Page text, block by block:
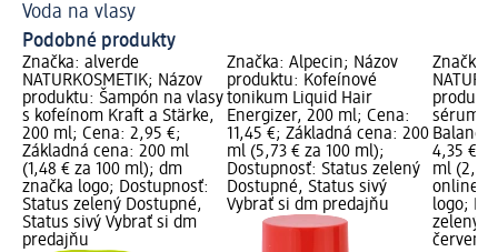
Voda na vlasy
Podobné produkty
Značka: alverde
NATURKOSMETIK; Názov
produktu: Šampón na vlasy
s kofeínom Kraft a Stärke,
200 ml; Cena: 2,95 €;
Základná cena: 200 ml
(1,48 € za 100 ml); dm
značka logo; Dostupnosť:
Status zelený Dostupné,
Status sivý Vybrať si dm
predajňu
Značka: Alpecin; Názov
produktu: Kofeínové
tonikum Liquid Hair
Energizer, 200 ml; Cena:
11,45 €; Základná cena: 200
ml (5,73 € za 100 ml);
Dostupnosť: Status zelený
Dostupné, Status sivý
Vybrať si dm predajňu
Značka:
sérum
4,35 €;
ml (2,90
online
logo;
zelený
červený